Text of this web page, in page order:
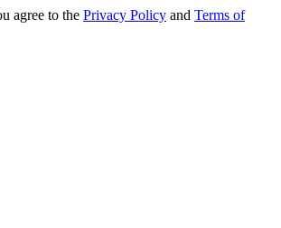
agree to the Privacy Policy and Terms of